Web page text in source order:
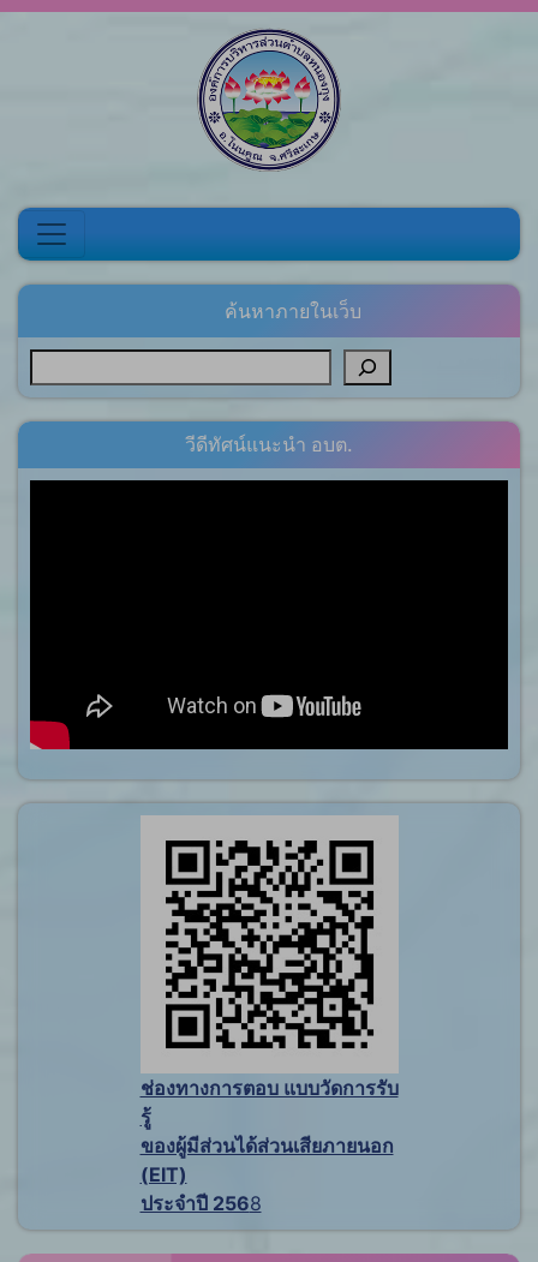
ค้นหาภายในเว็บ
วีดีทัศน์แนะนำ อบต.
ช่องทางการตอบ แบบวัดการรับ
รู้
ของผู้มีส่วนได้ส่วนเสียภายนอก
(EIT)
ประจำปี 2568